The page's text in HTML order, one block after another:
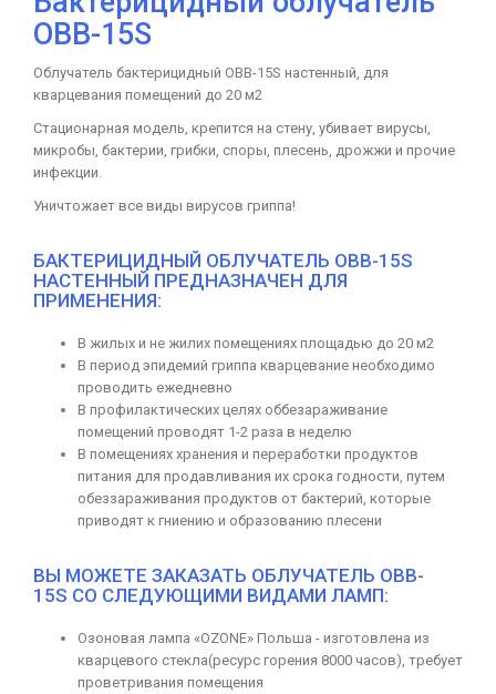
OBB-15S
Облучатель бактерицидный ОBB-15S настенный, для
кварцевания помещений до 20 м2
Стационарная модель, крепится на стену, убивает вирусы,
микробы, бактерии, грибки, споры, плесень, дрожжи и прочие
инфекции.
Уничтожает все виды вирусов гриппа!
БАКТЕРИЦИДНЫЙ ОБЛУЧАТЕЛЬ ОBB-15S
НАСТЕННЫЙ ПРЕДНАЗНАЧЕН ДЛЯ
ПРИМЕНЕНИЯ:
В жилых и не жилих помещениях площадью до 20 м2
В период эпидемий гриппа кварцевание необходимо
проводить ежедневно
В профилактических целях оббезараживание
помещений проводят 1-2 раза в неделю
В помещениях хранения и переработки продуктов
питания для продавливания их срока годности, путем
обеззараживания продуктов от бактерий, которые
приводят к гниению и образованию плесени
ВЫ МОЖЕТЕ ЗАКАЗАТЬ ОБЛУЧАТЕЛЬ ОBB-
15S СО СЛЕДУЮЩИМИ ВИДАМИ ЛАМП:
Озоновая лампа «OZONE» Польша - изготовлена из
кварцевого стекла(ресурс горения 8000 часов), требует
проветривания помещения